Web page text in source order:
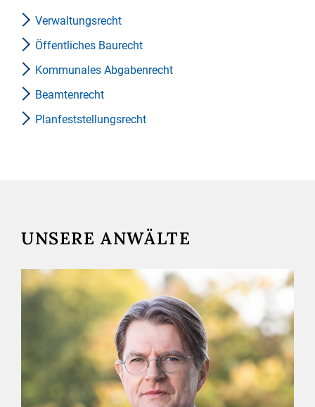
Verwaltungsrecht
Öffentliches Baurecht
Kommunales Abgabenrecht
Beamtenrecht
Planfeststellungsrecht
UNSERE ANWÄLTE